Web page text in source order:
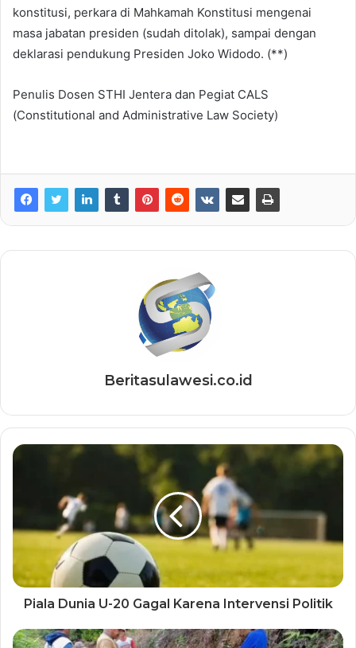
konstitusi, perkara di Mahkamah Konstitusi mengenai
masa jabatan presiden (sudah ditolak), sampai dengan
deklarasi pendukung Presiden Joko Widodo. (**)
Penulis Dosen STHI Jentera dan Pegiat CALS
(Constitutional and Administrative Law Society)
Beritasulawesi.co.id
Piala Dunia U-20 Gagal Karena Intervensi Politik